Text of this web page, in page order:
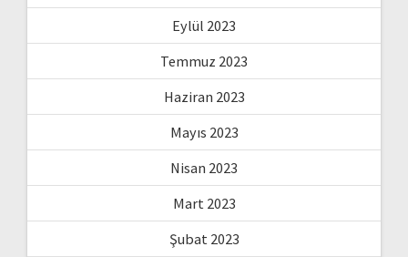
Eylül 2023
Temmuz 2023
Haziran 2023
Mayıs 2023
Nisan 2023
Mart 2023
Şubat 2023